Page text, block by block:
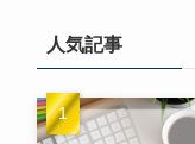
人気記事